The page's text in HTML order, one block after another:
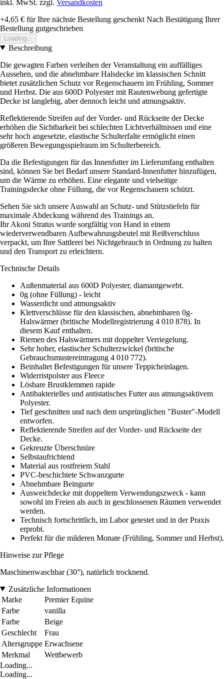
inkl. MwSt. zzgl. Versandkosten
+4,65 € für Ihre nächste Bestellung geschenkt Nach Bestätigung Ihrer
Bestellung gutgeschrieben
Loading...
Beschreibung
Die gewagten Farben verleihen der Veranstaltung ein auffälliges
Aussehen, und die abnehmbare Halsdecke im klassischen Schnitt
bietet zusätzlichen Schutz vor Regenschauern im Frühling, Sommer
und Herbst. Die aus 600D Polyester mit Rautenwebung gefertigte
Decke ist langlebig, aber dennoch leicht und atmungsaktiv.
Reflektierende Streifen auf der Vorder- und Rückseite der Decke
erhöhen die Sichtbarkeit bei schlechten Lichtverhältnissen und eine
sehr hoch angesetzte, elastische Schulterfalte ermöglicht einen
größeren Bewegungsspielraum im Schulterbereich.
Da die Befestigungen für das Innenfutter im Lieferumfang enthalten
sind, können Sie bei Bedarf unsere Standard-Innenfutter hinzufügen,
um die Wärme zu erhöhen. Eine elegante und vielseitige
Trainingsdecke ohne Füllung, die vor Regenschauern schützt.
Sehen Sie sich unsere Auswahl an Schutz- und Stützstiefeln für
maximale Abdeckung während des Trainings an.
Ihr Akoni Stratus wurde sorgfältig von Hand in einem
wiederverwendbaren Aufbewahrungsbeutel mit Reißverschluss
verpackt, um Ihre Sattlerei bei Nichtgebrauch in Ordnung zu halten
und den Transport zu erleichtern.
Technische Details
Außenmaterial aus 600D Polyester, diamantgewebt.
0g (ohne Füllung) - leicht
Wasserdicht und atmungsaktiv
Klettverschlüsse für den klassischen, abnehmbaren 0g-
Halswärmer (britische Modellregistrierung 4 010 878). In
diesem Kauf enthalten.
Riemen des Halswärmers mit doppelter Verriegelung.
Sehr hoher, elastischer Schulterzwickel (britische
Gebrauchsmustereintragung 4 010 772).
Beinhaltet Befestigungen für unsere Teppicheinlagen.
Widerristpolster aus Fleece
Lösbare Brustklemmen rapide
Antibakterielles und antistatisches Futter aus atmungsaktivem
Polyester.
Tief geschnitten und nach dem ursprünglichen "Buster"-Modell
entworfen.
Reflektierende Streifen auf der Vorder- und Rückseite der
Decke.
Gekreuzte Überschnüre
Selbstaufrichtend
Material aus rostfreiem Stahl
PVC-beschichtete Schwanzgurte
Abnehmbare Beingurte
Ausweichdecke mit doppeltem Verwendungszweck - kann
sowohl im Freien als auch in geschlossenen Räumen verwendet
werden.
Technisch fortschrittlich, im Labor getestet und in der Praxis
erprobt.
Perfekt für die milderen Monate (Frühling, Sommer und Herbst).
Hinweise zur Pflege
Maschinenwaschbar (30°), natürlich trocknend.
Zusätzliche Informationen
Marke
Premier Equine
Farbe
vanilla
Farbe
Beige
Geschlecht
Frau
Altersgruppe Erwachsene
Merkmal
Wettbewerb
Loading...
Loading...